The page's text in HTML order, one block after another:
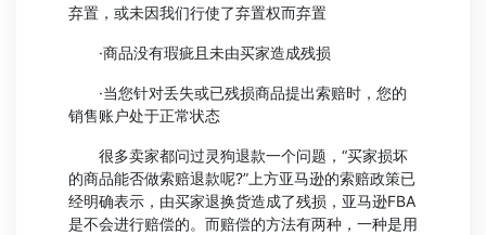
弃置，或未因我们行使了弃置权而弃置
·商品没有瑕疵且未由买家造成残损
·当您针对丢失或已残损商品提出索赔时，您的
销售账户处于正常状态
很多卖家都问过灵狗退款一个问题，“买家损坏
的商品能否做索赔退款呢?”上方亚马逊的索赔政策已
经明确表示，由买家退换货造成了残损，亚马逊FBA
是不会进行赔偿的。而赔偿的方法有两种，一种是用